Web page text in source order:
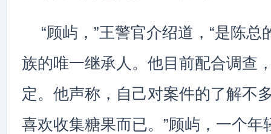
“顾屿，”王警官介绍道，“是陈总
族的唯一继承人。他目前配合调查
定。他声称，自己对案件的了解不
喜欢收集糖果而已。”顾屿，一个年